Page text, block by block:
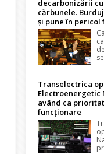
decarbonizării
cărbunele.
și pune în pericol
Transelectrica
Electroenergetic
având ca
funcționare